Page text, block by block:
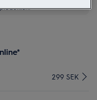
299 SEK